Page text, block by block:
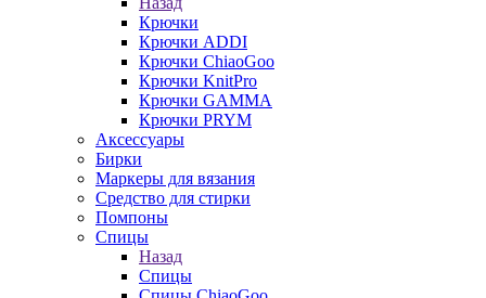
Крючки
Крючки ADDI
Крючки ChiaoGoo
Крючки KnitPro
Крючки GAMMA
Крючки PRYM
Аксессуары
Бирки
Маркеры для вязания
Средство для стирки
Помпоны
Спицы
Назад
Спицы